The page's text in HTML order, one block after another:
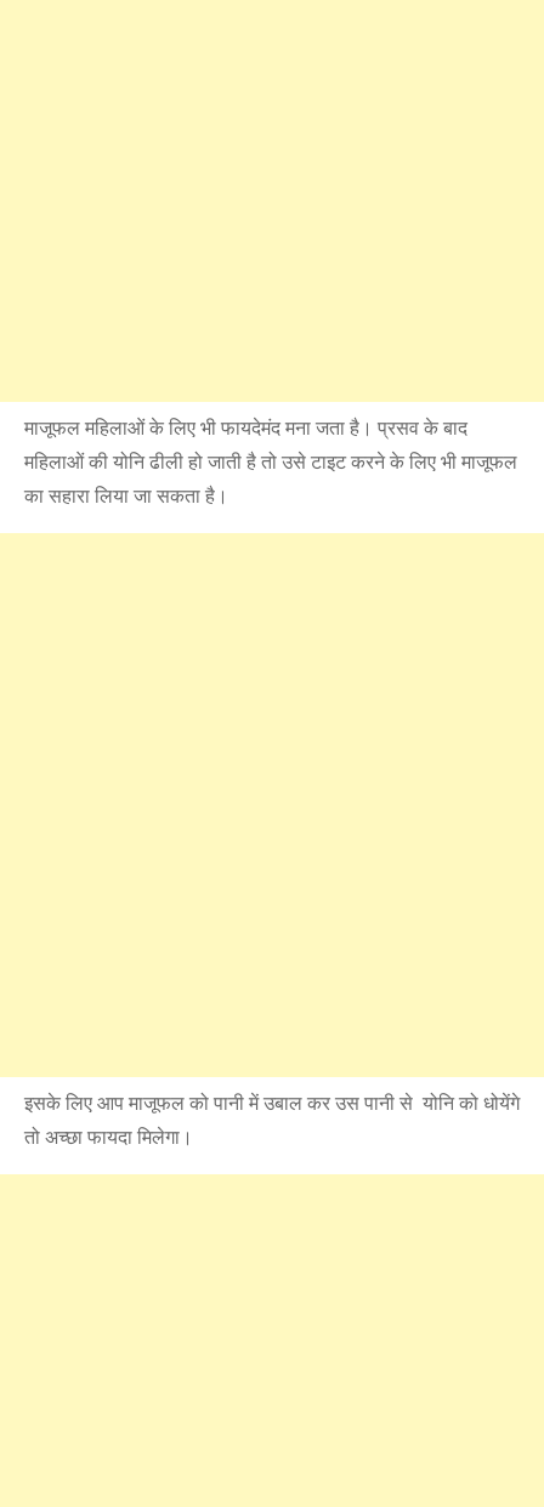
माजूफल महिलाओं के लिए भी फायदेमंद मना जता है। प्रसव के बाद
महिलाओं की योनि ढीली हो जाती है तो उसे टाइट करने के लिए भी माजूफल
का सहारा लिया जा सकता है।
इसके लिए आप माजूफल को पानी में उबाल कर उस पानी से योनि को धोयेंगे
तो अच्छा फायदा मिलेगा।